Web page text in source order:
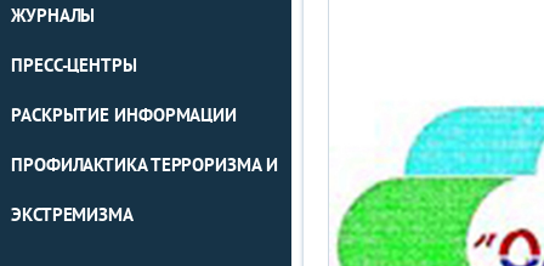
ЖУРНАЛЫ
ПРЕСС-ЦЕНТРЫ
РАСКРЫТИЕ ИНФОРМАЦИИ
ПРОФИЛАКТИКА ТЕРРОРИЗМА И
ЭКСТРЕМИЗМА